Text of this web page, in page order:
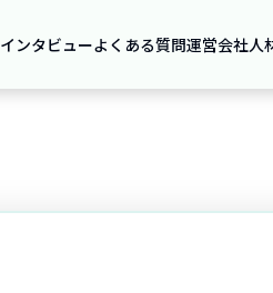
インタビューよくある質問運営会社人